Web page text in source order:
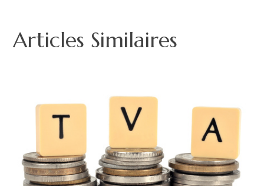
Articles Similaires